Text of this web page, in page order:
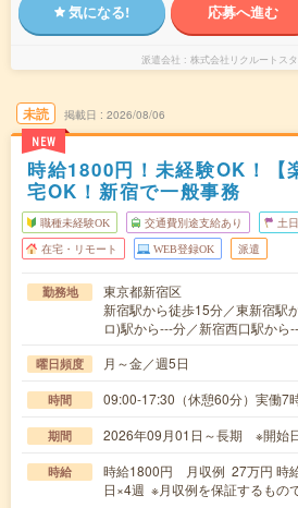
気になる! 応募へ進む
派遣会社 株式会社リクルートス
未読
NEW
掲載日 2026/08/06
時給1800円！未経験OK！【
宅OK！新宿で一般事務
職種未経験OK 交通費別途支給あり 土
在宅・リモート WEB登録OK 派遣
勤務地
東京都新宿区
新宿駅から徒歩15分／東新宿駅
ロ)駅から---分／新宿西口駅から
曜日頻度 月～金／週5日
時間 09:00-17:30（休憩60分）実働7
期間 2026年09月01日～長期 ※開始
時給
時給1800円 月収例 27万円 時
日×4週 ※月収例を保証するもの